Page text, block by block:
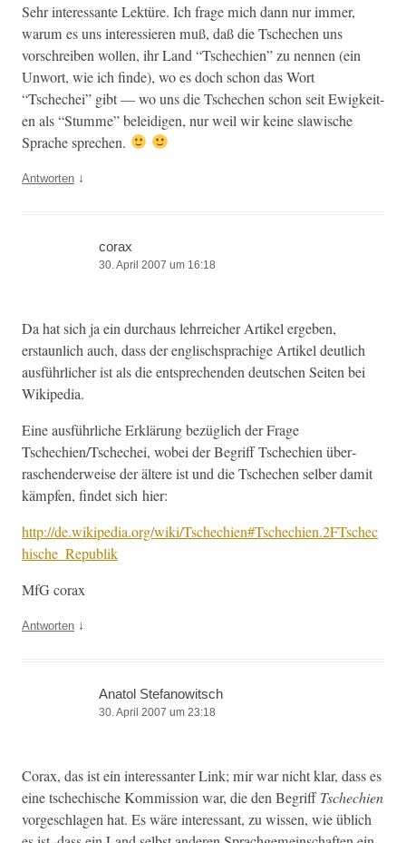
Sehr inter­es­sante Lek­türe. Ich frage mich dann nur immer,
warum es uns inter­essieren muß, daß die Tschechen uns
vorschreiben wollen, ihr Land “Tschechien” zu nen­nen (ein
Unwort, wie ich finde), wo es doch schon das Wort
“Tschechei” gibt — wo uns die Tschechen schon seit Ewigkeit­
en als “Stumme” belei­di­gen, nur weil wir keine slaw­is­che
Sprache sprechen.
Antworten ↓
corax
30. April 2007 um 16:18
Da hat sich ja ein dur­chaus lehrre­ich­er Artikel ergeben,
erstaunlich auch, dass der englis­chsprachige Artikel deut­lich
aus­führlich­er ist als die entsprechen­den deutschen Seit­en bei
Wikipedia.
Eine aus­führliche Erk­lärung bezüglich der Frage
Tschechien/Tschechei, wobei der Begriff Tschechien über­
raschen­der­weise der ältere ist und die Tschechen sel­ber damit
kämpfen, find­et sich hier:
http://de.wikipedia.org/wiki/Tschechien#Tschechien.2FTschec
hische_Republik
MfG corax
Antworten ↓
Anatol Stefanowitsch
30. April 2007 um 23:18
Corax, das ist ein inter­es­san­ter Link; mir war nicht klar, dass es
eine tschechis­che Kom­mis­sion war, die den BegriffTschechien
vorgeschla­gen hat. Es wäre inter­es­sant, zu wis­sen, wie üblich